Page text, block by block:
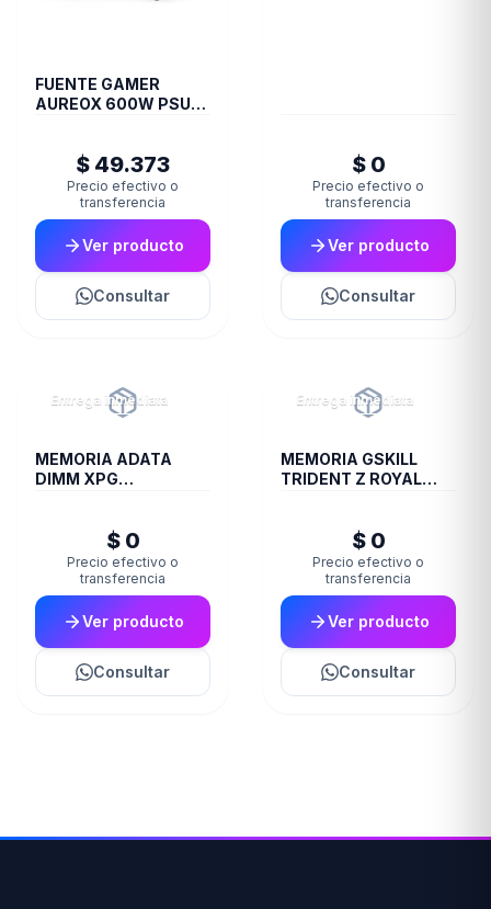
FUENTE GAMER
AUREOX 600W PSU
$ 49.373
Precio efectivo o
transferencia
Ver producto
Consultar
$ 0
Precio efectivo o
transferencia
Ver producto
Consultar
Entrega inmediata
MEMORIA ADATA
DIMM XPG
$ 0
Precio efectivo o
transferencia
Ver producto
Consultar
Entrega inmediata
MEMORIA GSKILL
TRIDENT Z ROYAL
$ 0
Precio efectivo o
transferencia
Ver producto
Consultar